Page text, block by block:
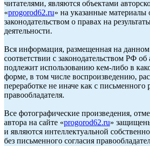
читателями, являются объектами
«progorod62.ru» на указанные материалы
законодательством о правах на
деятельности.
Вся информация, размещенная на данном
соответствии с законодательством РФ
подлежит использованию кем-либо в
форме, в том числе воспроизведению,
переработке не иначе как с письменного
правообладателя.
Все фотографические произведения,
автора на сайте «progorod62.ru»
и являются интеллектуальной
без письменного согласия